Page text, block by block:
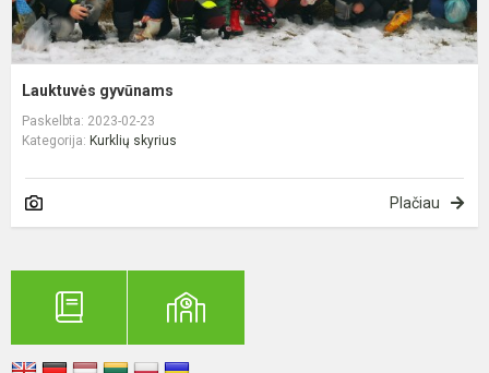
Lauktuvės gyvūnams
Paskelbta: 2023-02-23
Kategorija: Kurklių skyrius
Plačiau